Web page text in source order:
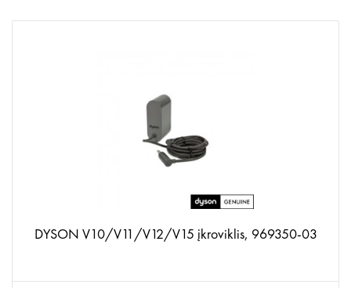
DYSON V10/V11/V12/V15 įkroviklis, 969350-03